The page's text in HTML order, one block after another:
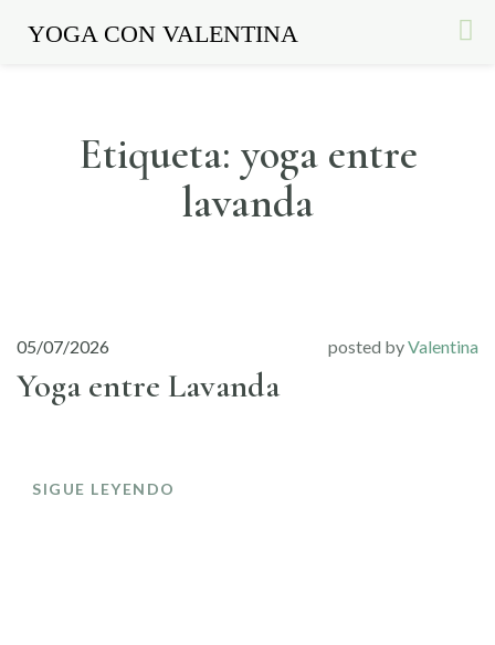
Etiqueta: yoga entre
lavanda
05/07/2026 posted byValentina
Yoga entre Lavanda
SIGUE LEYENDO
YOGA CON VALENTINA